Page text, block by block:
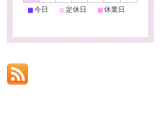
■今日 ■ 定休日 ■ 休業日